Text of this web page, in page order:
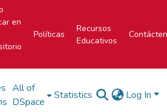
en
Políticas
Recursos
Educativos
All of
DSpace
Statistics Log In